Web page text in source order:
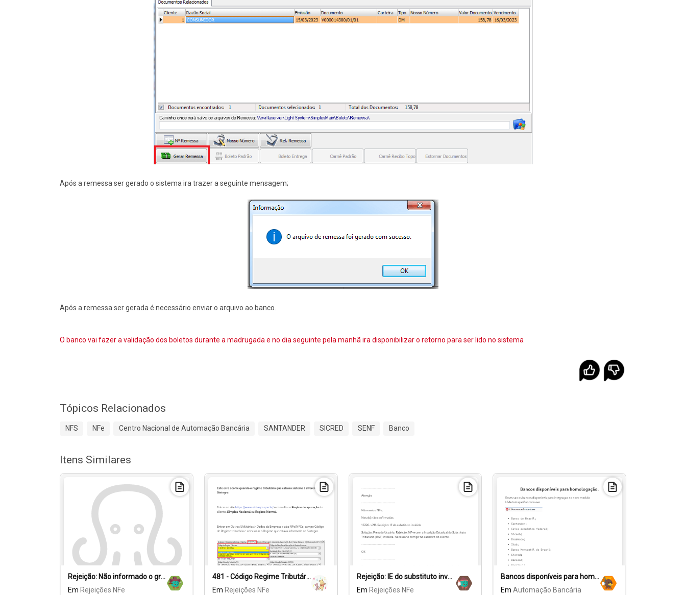
Após a remessa ser gerado o sistema ira trazer a seguinte mensagem;
Após a remessa ser gerada é necessário enviar o arquivo ao banco.
O banco vai fazer a validação dos boletos durante a madrugada e no dia seguinte pela manhã ira disponibilizar o retorno para ser lido no sistema
Tópicos Relacionados
NFS NFe Centro Nacional de Automação Bancária SANTANDER SICRED SENF Banco
Itens Similares
Rejeição: Não informado o grupo de redução de alíquota Estadual.
Em Rejeições NFe
481 - Código Regime Tributário do emitente diverge do cadastro na SEFAZ
Em Rejeições NFe
Rejeição: IE do substituto inválida
Em Rejeições NFe
Bancos disponíveis para homologação- LS AutomaçãoBancária
Em Automação Bancária